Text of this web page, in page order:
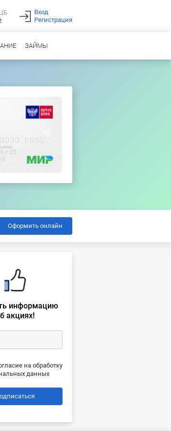
Вход
Регистрация
ЗАЙМЫ
Оформить онлайн
информацию
акциях!
на обработку
данных